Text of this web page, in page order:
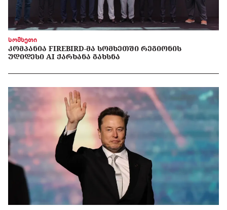
სომხეთი
ᲙᲝᲛᲞᲐᲜᲘᲐ FIREBIRD-ᲛᲐ ᲡᲝᲛᲮᲔᲗᲨᲘ ᲠᲔᲒᲘᲝᲜᲘᲡ
ᲣᲓᲘᲓᲔᲡᲘ AI ᲥᲐᲠᲮᲐᲜᲐ ᲒᲐᲮᲡᲜᲐ